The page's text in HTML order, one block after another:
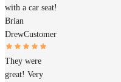
with a car seat!
Brian
DrewCustomer
They were
great! Very